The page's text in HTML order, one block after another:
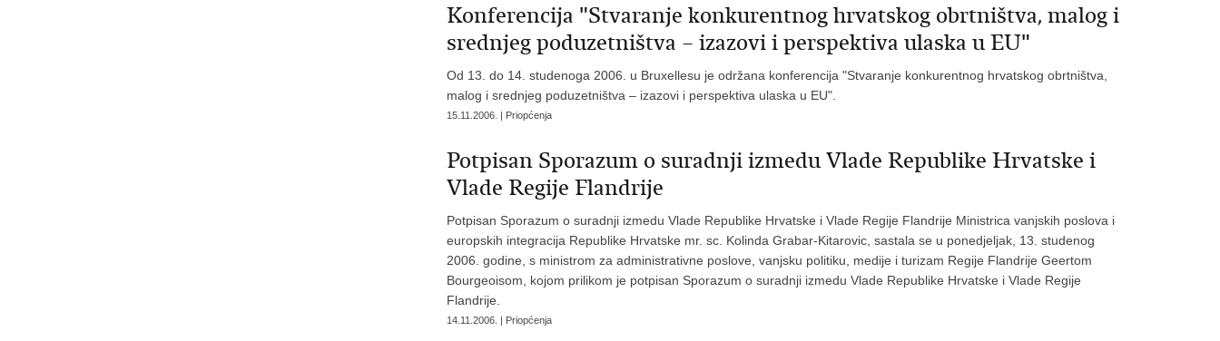
Konferencija "Stvaranje konkurentnog hrvatskog obrtništva, malog i
srednjeg poduzetništva – izazovi i perspektiva ulaska u EU"
Od 13. do 14. studenoga 2006. u Bruxellesu je održana konferencija "Stvaranje konkurentnog hrvatskog obrtništva,
malog i srednjeg poduzetništva – izazovi i perspektiva ulaska u EU".
15.11.2006. | Priopćenja
Potpisan Sporazum o suradnji izmedu Vlade Republike Hrvatske i
Vlade Regije Flandrije
Potpisan Sporazum o suradnji izmedu Vlade Republike Hrvatske i Vlade Regije Flandrije Ministrica vanjskih poslova i
europskih integracija Republike Hrvatske mr. sc. Kolinda Grabar-Kitarovic, sastala se u ponedjeljak, 13. studenog
2006. godine, s ministrom za administrativne poslove, vanjsku politiku, medije i turizam Regije Flandrije Geertom
Bourgeoisom, kojom prilikom je potpisan Sporazum o suradnji izmedu Vlade Republike Hrvatske i Vlade Regije
Flandrije.
14.11.2006. | Priopćenja